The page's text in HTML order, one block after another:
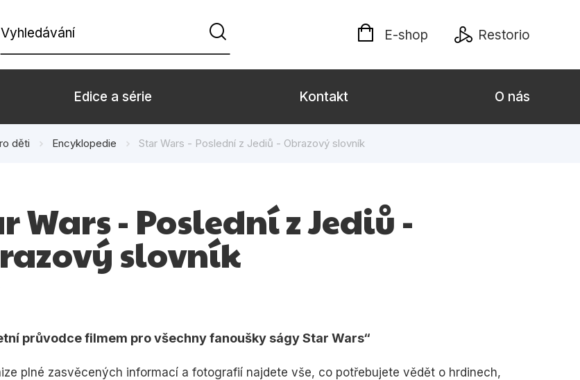
Vyhledávání E-shop Restorio
Beletrie pro děti Beletrie pro dospělé
Kalendáře Komiks Křížovky
Počítače
Populárně - naučná pro
Umění a kultura Výchova a pedagogika
Zdraví a životní styl
Edice a série Kontakt O nás
děti Encyklopedie Star Wars - Poslední z Jediů - Obrazový slovník
Wars - Poslední z Jediů -
slovník
průvodce filmem pro všechny fanoušky ságy Star Wars
plné zasvěcených informací a fotografií najdete vše, co potřebujete vědět o hrdinech,